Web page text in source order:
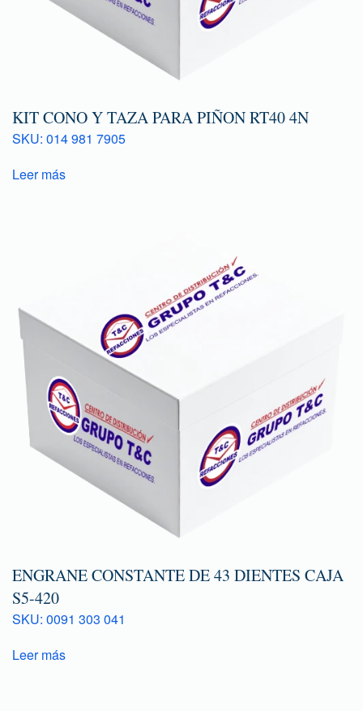
KIT CONO Y TAZA PARA PIÑON RT40 4N
SKU: 014 981 7905
Leer más
ENGRANE CONSTANTE DE 43 DIENTES CAJA
S5-420
SKU: 0091 303 041
Leer más